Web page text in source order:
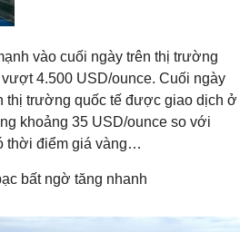
vào cuối ngày trên thị trường
4.500 USD/ounce. Cuối ngày
thị trường quốc tế được giao dịch ở
khoảng 35 USD/ounce so với
thời điểm giá vàng…
bất ngờ tăng nhanh